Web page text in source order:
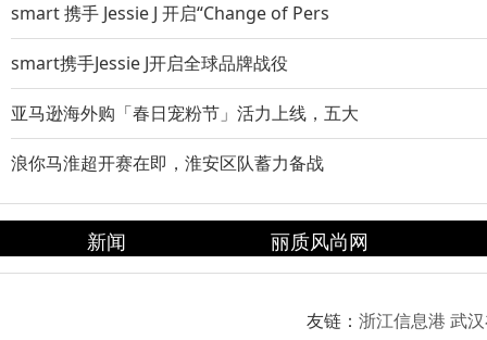
smart 携手 Jessie J 开启“Change of Pers
smart携手Jessie J开启全球品牌战役
亚马逊海外购「春日宠粉节」活力上线，五大
浪你马淮超开赛在即，淮安区队蓄力备战
新闻 丽质风尚网
友链： 浙江信息港 武